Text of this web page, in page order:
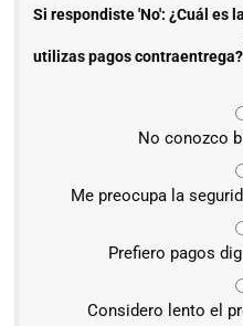
Si respondiste 'No': ¿Cuál es
utilizas pagos contraentrega?
No conozco
Me preocupa la
Prefiero pagos
Considero lento el